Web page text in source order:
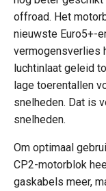
offroad. Het
nieuwste Euro5+-
vermogensverlies
luchtinlaat geleid
lage toerentallen
snelheden. Dat is
snelheden.
Om optimaal
CP2-motorblok
gaskabels meer,